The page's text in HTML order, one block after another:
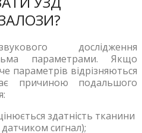
дослідження
параметрами. Якщо
параметрів відрізняються
причиною подальшого
здатність тканини
сигнал);